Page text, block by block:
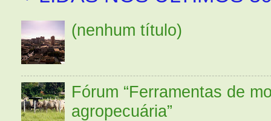
(nenhum título)
Fórum “Ferramentas de
agropecuária”